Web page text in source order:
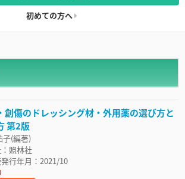
初めての方へ
創傷のドレッシング材・外用薬の選び方と
第2版
子(編著)
照林社
行年月：2021/10